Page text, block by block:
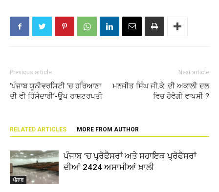
Previous article
‘ਪੰਜਾਬ ਯੂਨੀਵਰਸਿਟੀ ‘ਚ ਹਰਿਆਣਾ
ਦੀ ਵੀ ਹਿੱਸੇਦਾਰੀ’-ਉਪ ਰਾਸ਼ਟਰਪਤੀ
Next article
ਮਨਜੀਤ ਸਿੰਘ ਜੀ.ਕੇ. ਦੀ ਅਕਾਲੀ ਦਲ
ਵਿਚ ਹੋਵੇਗੀ ਵਾਪਸੀ ?
RELATED ARTICLES MORE FROM AUTHOR
ਪੰਜਾਬ
ਪੰਜਾਬ ’ਚ ਪ੍ਰੋਫੈਸਰਾਂ ਅਤੇ ਸਹਾਇਕ ਪ੍ਰੋਫੈਸਰਾਂ
ਦੀਆਂ 2424 ਅਸਾਮੀਆਂ ਖ਼ਾਲੀ